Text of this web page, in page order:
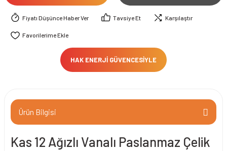
Fiyatı Düşünce Haber Ver Tavsiye Et Karşılaştır
HAK ENERJİ GÜVENCESİYLE
Ürün Bilgisi
Kas 12 Ağızlı Vanalı Paslanmaz Çelik